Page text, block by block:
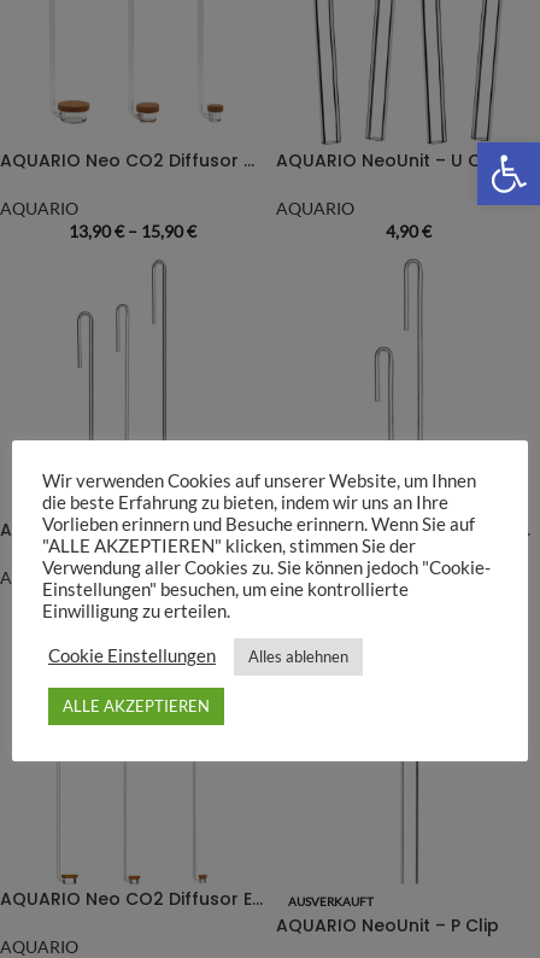
AQUARIO Neo CO2 Diffusor Normal Special Type
AQUARIO
13,90€– 15,90€
AQUARIO NeoUnit – U Clip
AQUARIO
4,90€
AQUARIO Neo CO2 Diffusor Curved Special
AQUARIO
19,90€–24,90€
AQUARIO Neo CO2 Diffusor Curved Tiny
AQUARIO
19,90 €–
AQUARIO Neo CO2 Diffusor Extend Special Type
AQUARIO
AUSVERKAUFT
AQUARIO NeoUnit – P Clip
Wir verwenden Cookies auf unserer Website, um Ihnen
die beste Erfahrung zu bieten, indem wir uns an Ihre
Vorlieben erinnern und Besuche erinnern. Wenn Sie auf
"ALLE AKZEPTIEREN" klicken, stimmen Sie der
Verwendung aller Cookies zu. Sie können jedoch "Cookie-
Einstellungen" besuchen, um eine kontrollierte
Einwilligung zu erteilen.
Cookie Einstellungen Alles ablehnen
ALLE AKZEPTIEREN